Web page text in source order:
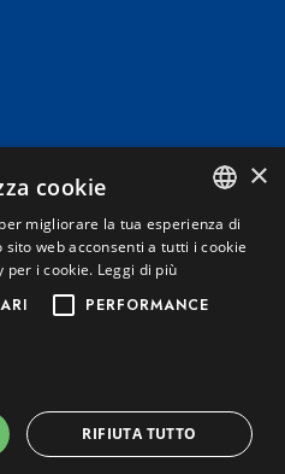
INT.VERS.
ITALIAN
×
cookie
migliorare la tua esperienza di
web acconsenti a tutti i cookie
per i cookie. Leggi di più
PERFORMANCE
RIFIUTA TUTTO